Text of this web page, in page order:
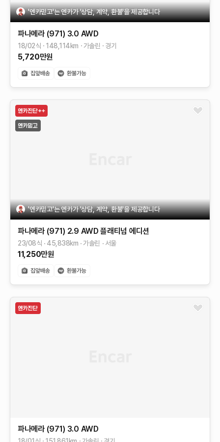
'엔카믿고'는 엔카가 '상담, 계약, 환불'을 제공합니다
파나메라 (971) 3.0 AWD
18/02식 148,114km 가솔린 경기
5,720만원
'엔카믿고'는 엔카가 '상담, 계약, 환불'을 제공합니다
파나메라 (971) 2.9 AWD 플래티넘 에디션
23/08식 45,838km 가솔린 서울
11,250만원
파나메라 (971) 3.0 AWD